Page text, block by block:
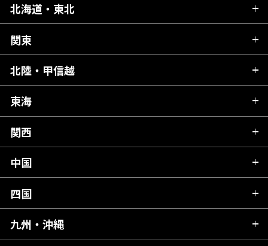
北海道・東北
北海道
青森県
秋田県
岩手県
宮城県
福島県
関東
茨城県
栃木県
群馬県
千葉県
東京都
神奈川県
北陸・甲信越
新潟県
富山県
石川県
山梨県
長野県
東海
岐阜県
静岡県
愛知県
関西
滋賀県
京都府
大阪府
中国
広島県
岡山県
四国
愛媛県
九州・沖縄